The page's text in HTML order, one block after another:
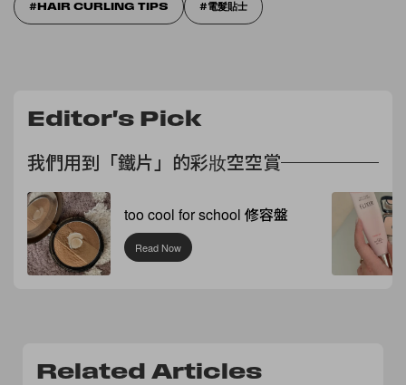
HAIR CURLING TIPS 電髮貼士
Editor's Pick
我們用到「鐵片」的彩妝空空賞
too cool for school 修容盤
Read Now
Related Articles